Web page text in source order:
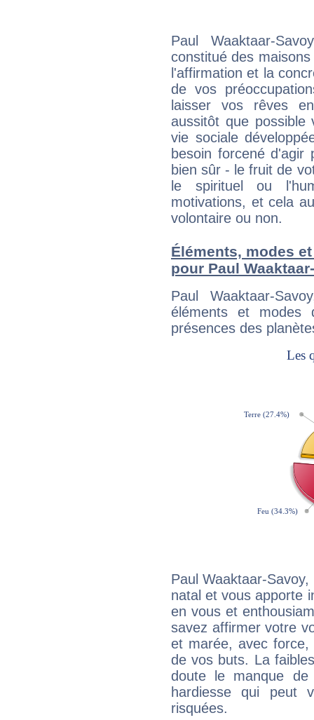
Paul Waaktaar-
constitué des
l'affirmation et la
de vos
laisser vos rêves
aussitôt que
vie sociale
besoin forcené
bien sûr - le fruit de
le spirituel ou
motivations, et cela
volontaire ou non.
Éléments, modes
pour Paul
Paul Waaktaar-
éléments et modes
présences des
Paul Waaktaar-
natal et vous apporte
en vous et
savez affirmer votre
et marée, avec
de vos buts. La
doute le manque
hardiesse qui peut
risquées.